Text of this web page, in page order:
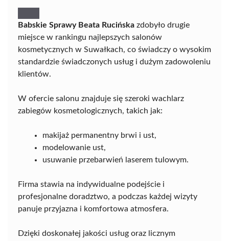
Babskie Sprawy Beata Rucińska zdobyło drugie
miejsce w rankingu najlepszych salonów
kosmetycznych w Suwałkach, co świadczy o wysokim
standardzie świadczonych usług i dużym zadowoleniu
klientów.
W ofercie salonu znajduje się szeroki wachlarz
zabiegów kosmetologicznych, takich jak:
makijaż permanentny brwi i ust,
modelowanie ust,
usuwanie przebarwień laserem tulowym.
Firma stawia na indywidualne podejście i
profesjonalne doradztwo, a podczas każdej wizyty
panuje przyjazna i komfortowa atmosfera.
Dzięki doskonałej jakości usług oraz licznym